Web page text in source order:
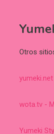
Otros
wota.tv -
Yumeki